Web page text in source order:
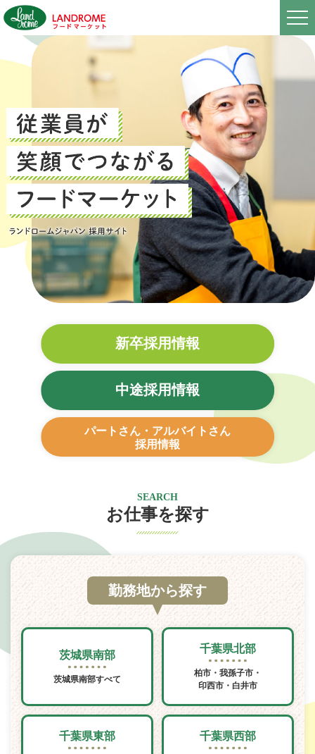
新卒採用情報
中途採用情報
パートさん・アルバイトさん
採用情報
SEARCH
お仕事を探す
勤務地から探す
茨城県南部
茨城県南部すべて
千葉県北部
柏市・我孫子市・
印西市・白井市
千葉県東部 千葉県西部